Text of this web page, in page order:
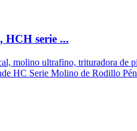
HCH serie ...
molino ultrafino, trituradora de
HC Serie Molino de Rodillo